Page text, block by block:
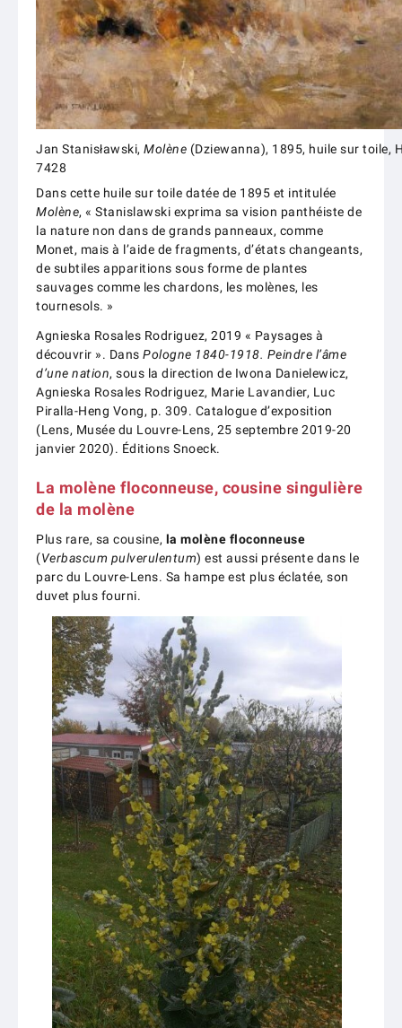
Jan Stanisławski, Molène (Dziewanna), 1895, huile sur toile,
7428
Dans cette huile sur toile datée de 1895 et intitulée
Molène, « Stanislawski exprima sa vision panthéiste de
la nature non dans de grands panneaux, comme
Monet, mais à l’aide de fragments, d’états changeants,
de subtiles apparitions sous forme de plantes
sauvages comme les chardons, les molènes, les
tournesols. »
Agnieska Rosales Rodriguez, 2019 « Paysages à
découvrir ». Dans Pologne 1840-1918. Peindre l’âme
d’une nation, sous la direction de Iwona Danielewicz,
Agnieska Rosales Rodriguez, Marie Lavandier, Luc
Piralla-Heng Vong, p. 309. Catalogue d’exposition
(Lens, Musée du Louvre-Lens, 25 septembre 2019-20
janvier 2020). Éditions Snoeck.
La molène floconneuse, cousine singulière
de la molène
Plus rare, sa cousine, la molène floconneuse
(Verbascum pulverulentum) est aussi présente dans le
parc du Louvre-Lens. Sa hampe est plus éclatée, son
duvet plus fourni.